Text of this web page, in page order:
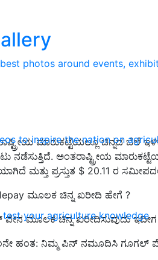
photos around events,
to inspire the nation on
test your agriculture knowledge
ಮಾರುಕಟ್ಟೆಯಲ್ಲೂ ಚಿನ್ನದ ಬೆಲೆ
ನಡೆಸುತ್ತಿದೆ. ಅಂತರಾಷ್ಟ್ರೀಯ
ಮತ್ತು ಪ್ರಸ್ತುತ $ 20.11 ರ
ಮೂಲಕ ಚಿನ್ನ ಖರೀದಿ ಹೇಗೆ ?
ಮೂಲಕ ಚಿನ್ನ ಖರೀದಿಸುವುದು
ಹಂತ: ನಿಮ್ಮ ಪಿನ್ ನಮೂದಿಸಿ ಗೂಗಲ್